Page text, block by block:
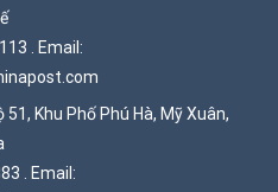
. Email:
51, Khu Phố Phú Hà, Mỹ Xuân,
. Email: